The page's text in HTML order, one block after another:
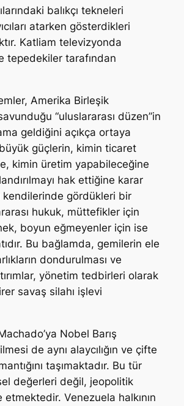
balıkçı tekneleri
atarken gösterdikleri
Katliam televizyonda
tepedekiler tarafından
Amerika Birleşik
“uluslararası düzen”in
geldiğini açıkça ortaya
güçlerin, kimin ticaret
kimin üretim yapabileceğine
hak ettiğine karar
kendilerinde gördükleri bir
hukuk, müttefikler için
boyun eğmeyenler için ise
Bu bağlamda, gemilerin ele
dondurulması ve
yönetim tedbirleri olarak
savaş silahı işlevi
Nobel Barış
de aynı alaycılığın ve çifte
taşımaktadır. Bu tür
değerleri değil, jeopolitik
etmektedir. Venezuela halkının